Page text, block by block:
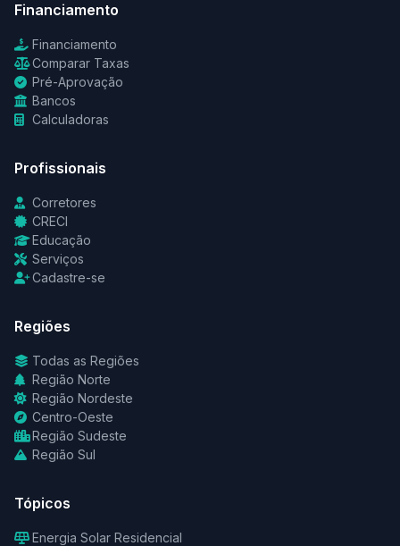
Financiamento
Financiamento
Comparar Taxas
Pré-Aprovação
Bancos
Calculadoras
Profissionais
Corretores
CRECI
Educação
Serviços
Cadastre-se
Regiões
Todas as Regiões
Região Norte
Região Nordeste
Centro-Oeste
Região Sudeste
Região Sul
Tópicos
Energia Solar Residencial